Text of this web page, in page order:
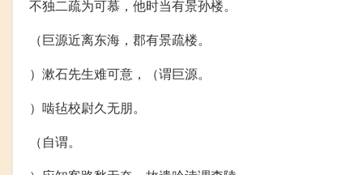
不独二疏为可慕，他时当有景孙楼。
（巨源近离东海，郡有景疏楼。
）漱石先生难可意，（谓巨源。
）啮毡校尉久无朋。
（自谓。